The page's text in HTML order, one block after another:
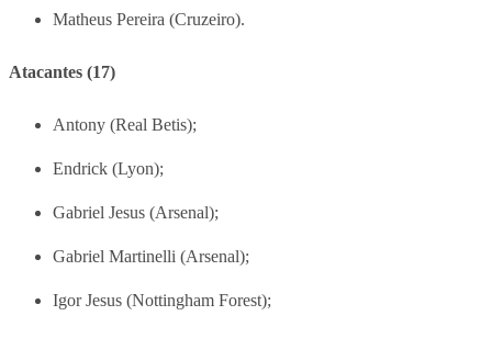
Matheus Pereira (Cruzeiro).
Atacantes (17)
Antony (Real Betis);
Endrick (Lyon);
Gabriel Jesus (Arsenal);
Gabriel Martinelli (Arsenal);
Igor Jesus (Nottingham Forest);